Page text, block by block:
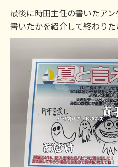
最後に時田主任の書いたア
書いたかを紹介して終わりた